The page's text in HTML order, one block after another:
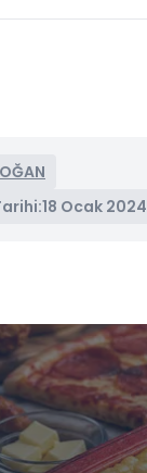
18 Ocak 2024